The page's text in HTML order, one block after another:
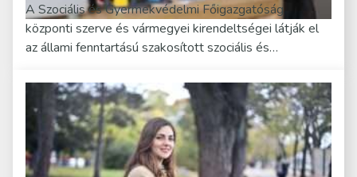
A Szociális és Gyermekvédelmi Főigazgatóság
központi szerve és vármegyei kirendeltségei látják el
az állami fenntartású szakosított szociális és…